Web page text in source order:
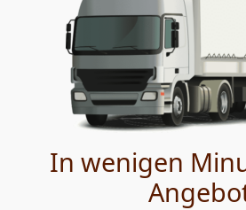
In wenigen